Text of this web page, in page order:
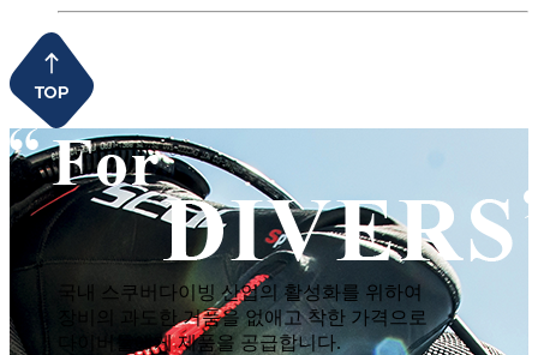
국내 스쿠버다이빙 산업의 활성화를 위하여
장비의 과도한 거품을 없애고 착한 가격으로
다이버들에게 제품을 공급합니다.